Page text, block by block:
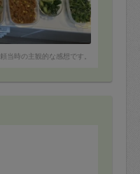
当時の主観的な感想です。